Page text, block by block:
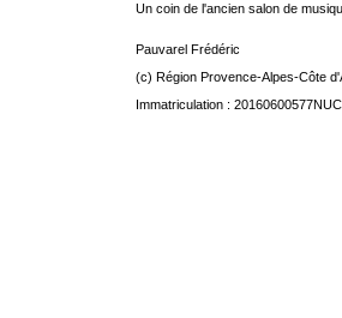
Un coin de l'ancien salon de
Pauvarel Frédéric
(c) Région Provence-Alpes-Côte
Immatriculation :